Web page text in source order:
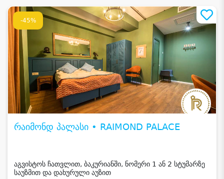
-45%
რაიმონდ პალასი • RAIMOND PALACE
აგვისტოს ჩათვლით, ბაკურიანში, ნომერი 1 ან 2 სტუმარზე
საუზმით და დახურული აუზით